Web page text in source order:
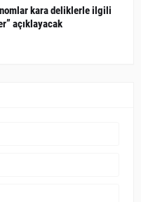
kara deliklerle ilgili
açıklayacak